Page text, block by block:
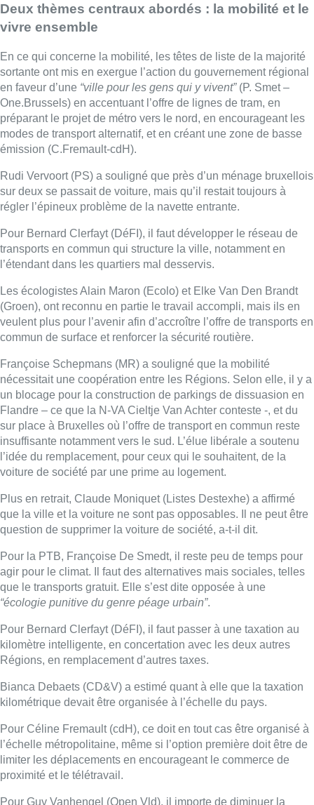
Deux thèmes centraux abordés : la mobilité et le
vivre ensemble
En ce qui concerne la mobilité, les têtes de liste de la majorité
sortante ont mis en exergue l’action du gouvernement régional
en faveur d’une “ville pour les gens qui y vivent”(P. Smet –
One.Brussels) en accentuant l’offre de lignes de tram, en
préparant le projet de métro vers le nord, en encourageant les
modes de transport alternatif, et en créant une zone de basse
émission (C.Fremault-cdH).
Rudi Vervoort (PS) a souligné que près d’un ménage bruxellois
sur deux se passait de voiture, mais qu’il restait toujours à
régler l’épineux problème de la navette entrante.
Pour Bernard Clerfayt (DéFI), il faut développer le réseau de
transports en commun qui structure la ville, notamment en
l’étendant dans les quartiers mal desservis.
Les écologistes Alain Maron (Ecolo) et Elke Van Den Brandt
(Groen), ont reconnu en partie le travail accompli, mais ils en
veulent plus pour l’avenir afin d’accroître l’offre de transports en
commun de surface et renforcer la sécurité routière.
Françoise Schepmans (MR) a souligné que la mobilité
nécessitait une coopération entre les Régions. Selon elle, il y a
un blocage pour la construction de parkings de dissuasion en
Flandre – ce que la N-VA Cieltje Van Achter conteste -, et du
sur place à Bruxelles où l’offre de transport en commun reste
insuffisante notamment vers le sud. L’élue libérale a soutenu
l’idée du remplacement, pour ceux qui le souhaitent, de la
voiture de société par une prime au logement.
Plus en retrait, Claude Moniquet (Listes Destexhe) a affirmé
que la ville et la voiture ne sont pas opposables. Il ne peut être
question de supprimer la voiture de société, a-t-il dit.
Pour la PTB, Françoise De Smedt, il reste peu de temps pour
agir pour le climat. Il faut des alternatives mais sociales, telles
que le transports gratuit. Elle s’est dite opposée à une
“écologie punitive du genre péage urbain”.
Pour Bernard Clerfayt (DéFI), il faut passer à une taxation au
kilomètre intelligente, en concertation avec les deux autres
Régions, en remplacement d’autres taxes.
Bianca Debaets (CD&V) a estimé quant à elle que la taxation
kilométrique devait être organisée à l’échelle du pays.
Pour Céline Fremault (cdH), ce doit en tout cas être organisé à
l’échelle métropolitaine, même si l’option première doit être de
limiter les déplacements en encourageant le commerce de
proximité et le télétravail.
Pour Guy Vanhengel (Open Vld), il importe de diminuer la